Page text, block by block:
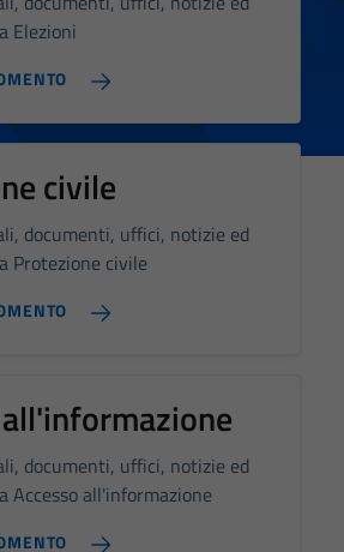
Elezioni
civile
documenti, uffici, notizie ed
Protezione civile
documenti, uffici, notizie ed
Accesso all'informazione